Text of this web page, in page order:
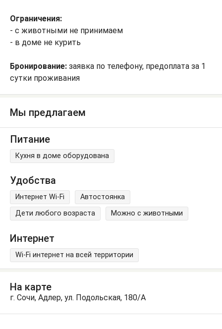
Ограничения:
- с животными не принимаем
- в доме не курить
Бронирование: заявка по телефону, предоплата за 1
сутки проживания
Мы предлагаем
Питание
Кухня в доме оборудована
Удобства
Интернет Wi-Fi
Автостоянка
Дети любого возраста
Можно с животными
Интернет
Wi-Fi интернет на всей территории
На карте
г. Сочи, Адлер, ул. Подольская, 180/А